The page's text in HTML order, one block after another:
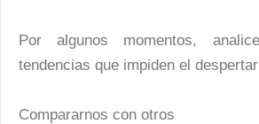
Por algunos momentos,
tendencias que impiden el
Compararnos con otros